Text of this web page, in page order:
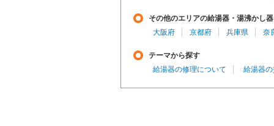
その他のエリアの給湯器・湯沸かし
大阪府
京都府 兵庫県 奈
テーマから探す
給湯器の修理について
給湯器